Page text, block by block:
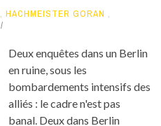
, HACHMEISTER GORAN ,
Deux enquêtes dans un Berlin
en ruine, sous les
bombardements intensifs des
alliés : le cadre n'est pas
banal. Deux dans Berlin